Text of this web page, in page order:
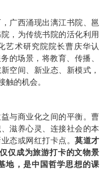
广西涌现出漓江书院、邕
，为传统书院的活化利用
艺术研究院院长曹庆华认
的场景，将教育、传播、
空间、新业态、新模式，
触的机会。
与商业化之间的平衡。曹
滋养心灵、连接社会的本
态或网红打卡点。莫道才
仅成为旅游打卡的文物景
地，是中国哲学思想的课